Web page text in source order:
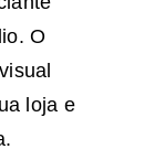
O
loja e